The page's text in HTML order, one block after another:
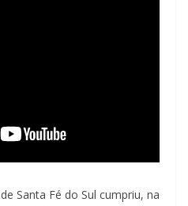
Santa Fé do Sul cumpriu, na